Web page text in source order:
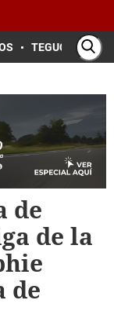
TEGUCIGALPA
de
de la
de